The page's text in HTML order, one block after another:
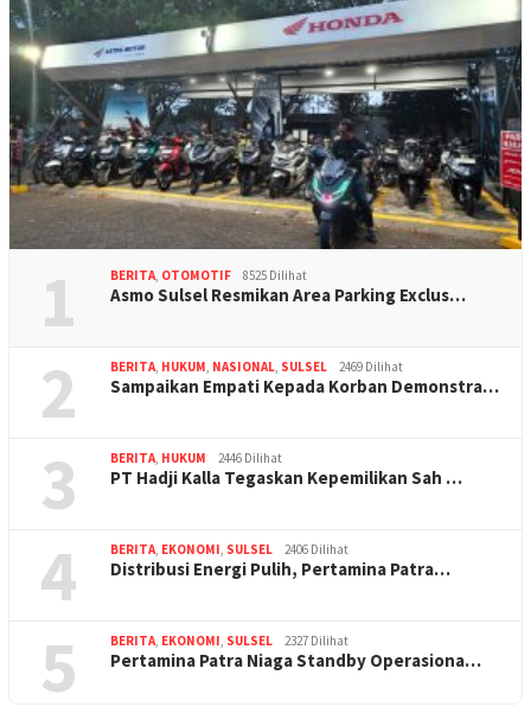
1 BERITA, OTOMOTIF 8525 Dilihat
Asmo Sulsel Resmikan Area Parking Exclus…
2 BERITA, HUKUM, NASIONAL, SULSEL 2469 Dilihat
Sampaikan Empati Kepada Korban Demonstra…
3 BERITA, HUKUM 2446 Dilihat
PT Hadji Kalla Tegaskan Kepemilikan Sah …
4 BERITA, EKONOMI, SULSEL 2406 Dilihat
Distribusi Energi Pulih, Pertamina Patra…
5 BERITA, EKONOMI, SULSEL 2327 Dilihat
Pertamina Patra Niaga Standby Operasiona…